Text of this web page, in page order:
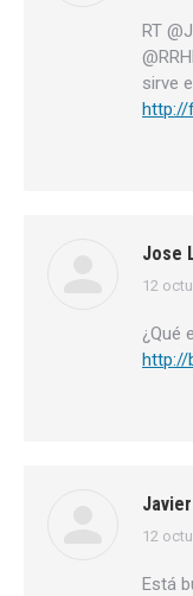
RT
sirve
http://
Jose
dice:
12
¿Qué
http://
dice:
12
Está